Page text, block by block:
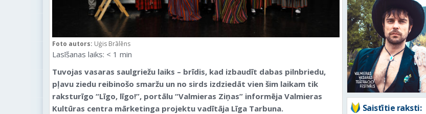
Foto autors: Uģis Brālēns
Lasīšanas laiks: < 1 min
Tuvojas vasaras saulgriežu laiks – brīdis, kad izbaudīt dabas pilnbriedu,
pļavu ziedu reibinošo smaržu un no sirds izdziedāt vien šim laikam tik
raksturīgo “Līgo, līgo!”, portālu “Valmieras Ziņas” informēja Valmieras
Kultūras centra mārketinga projektu vadītāja Līga Tarbuna.
Saistītie raksti: